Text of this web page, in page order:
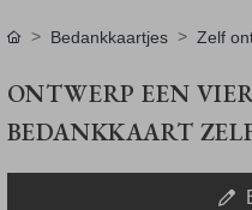
Bedankkaartjes Zelf
ONTWERP EEN
BEDANKKAART